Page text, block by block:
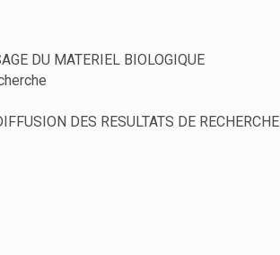
DU MATERIEL BIOLOGIQUE
DES RESULTATS DE RECHERCHE